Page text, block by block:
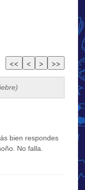
bien respondes
No falla.